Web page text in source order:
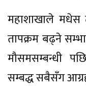
महाशाखाले मधेस
तापक्रम बढ्ने
मौसमसम्बन्धी
सम्बद्ध सबैसँग